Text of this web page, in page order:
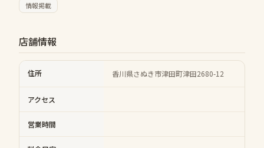
情報掲載
店舗情報
住所 香川県さぬき市津田町津田2680-12
アクセス
営業時間